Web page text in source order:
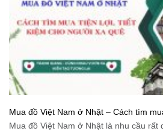
Mua đồ Việt Nam ở Nhật – Cách tìm
người xa quê
Mua đồ Việt Nam ở Nhật là nhu cầu rất